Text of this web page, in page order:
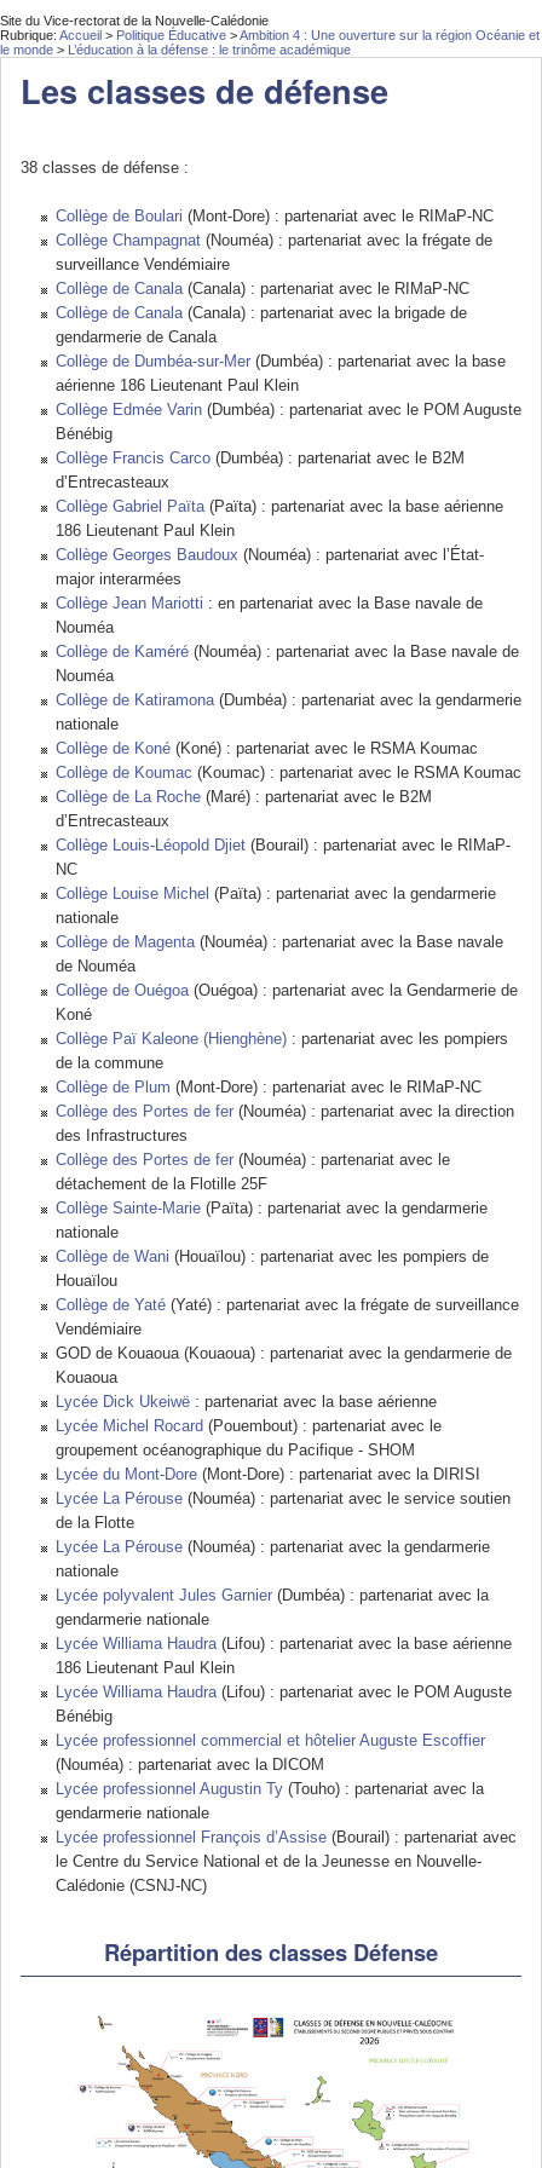
Site du Vice-rectorat de la Nouvelle-Calédonie
Rubrique: Accueil > Politique Éducative >Ambition 4 : Une ouverture sur la région Océanie et
le monde > L’éducation à la défense : le trinôme académique
Les classes de défense
38 classes de défense :
Collège de Boulari (Mont-Dore) : partenariat avec le RIMaP-NC
Collège Champagnat(Nouméa) : partenariat avec la frégate de
surveillance Vendémiaire
Collège de Canala(Canala) : partenariat avec le RIMaP-NC
Collège de Canala(Canala) : partenariat avec la brigade de
gendarmerie de Canala
Collège de Dumbéa-sur-Mer(Dumbéa) : partenariat avec la base
aérienne 186 Lieutenant Paul Klein
Collège Edmée Varin(Dumbéa) : partenariat avec le POM Auguste
Bénébig
Collège Francis Carco(Dumbéa) : partenariat avec le B2M
d’Entrecasteaux
Collège Gabriel Païta(Païta) : partenariat avec la base aérienne
186 Lieutenant Paul Klein
Collège Georges Baudoux (Nouméa) : partenariat avec l’État-
major interarmées
Collège Jean Mariotti : en partenariat avec la Base navale de
Nouméa
Collège de Kaméré(Nouméa) : partenariat avec la Base navale de
Nouméa
Collège de Katiramona(Dumbéa) : partenariat avec la gendarmerie
nationale
Collège de Koné(Koné) : partenariat avec le RSMA Koumac
Collège de Koumac (Koumac) : partenariat avec le RSMA Koumac
Collège de La Roche(Maré) : partenariat avec le B2M
d’Entrecasteaux
Collège Louis-Léopold Djiet(Bourail) : partenariat avec le RIMaP-
NC
Collège Louise Michel (Païta) : partenariat avec la gendarmerie
nationale
Collège de Magenta(Nouméa) : partenariat avec la Base navale
de Nouméa
Collège de Ouégoa(Ouégoa) : partenariat avec la Gendarmerie de
Koné
Collège Paï Kaleone (Hienghène): partenariat avec les pompiers
de la commune
Collège de Plum (Mont-Dore) : partenariat avec le RIMaP-NC
Collège des Portes de fer(Nouméa) : partenariat avec la direction
des Infrastructures
Collège des Portes de fer(Nouméa) : partenariat avec le
détachement de la Flotille 25F
Collège Sainte-Marie(Païta) : partenariat avec la gendarmerie
nationale
Collège de Wani (Houaïlou) : partenariat avec les pompiers de
Houaïlou
Collège de Yaté(Yaté) : partenariat avec la frégate de surveillance
Vendémiaire
GOD de Kouaoua (Kouaoua) : partenariat avec la gendarmerie de
Kouaoua
Lycée Dick Ukeiwë: partenariat avec la base aérienne
Lycée Michel Rocard(Pouembout) : partenariat avec le
groupement océanographique du Pacifique - SHOM
Lycée du Mont-Dore(Mont-Dore) : partenariat avec la DIRISI
Lycée La Pérouse(Nouméa) : partenariat avec le service soutien
de la Flotte
Lycée La Pérouse(Nouméa) : partenariat avec la gendarmerie
nationale
Lycée polyvalent Jules Garnier(Dumbéa) : partenariat avec la
gendarmerie nationale
Lycée Williama Haudra(Lifou) : partenariat avec la base aérienne
186 Lieutenant Paul Klein
Lycée Williama Haudra(Lifou) : partenariat avec le POM Auguste
Bénébig
Lycée professionnel commercial et hôtelier Auguste Escoffier
(Nouméa) : partenariat avec la DICOM
Lycée professionnel Augustin Ty(Touho) : partenariat avec la
gendarmerie nationale
Lycée professionnel François d’Assise(Bourail) : partenariat avec
le Centre du Service National et de la Jeunesse en Nouvelle-
Calédonie (CSNJ-NC)
Répartition des classes Défense